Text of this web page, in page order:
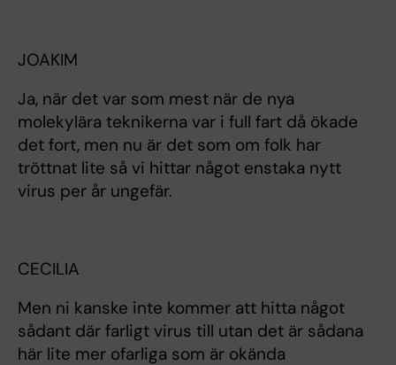
JOAKIM
Ja, när det var som mest när de nya
molekylära teknikerna var i full fart då ökade
det fort, men nu är det som om folk har
tröttnat lite så vi hittar något enstaka nytt
virus per år ungefär.
CECILIA
Men ni kanske inte kommer att hitta något
sådant där farligt virus till utan det är sådana
här lite mer ofarliga som är okända